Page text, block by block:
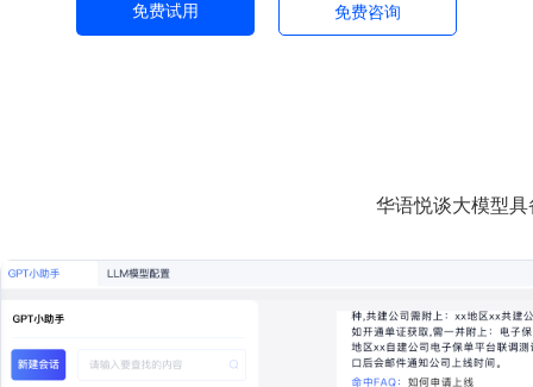
免费试用 免费咨询
华语悦谈大模型